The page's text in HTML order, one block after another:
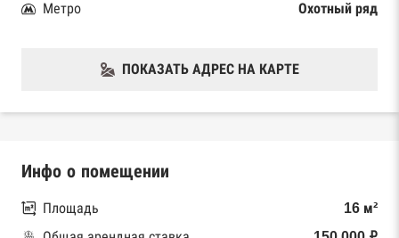
Метро
Охотный ряд
ПОКАЗАТЬ АДРЕС НА КАРТЕ
Инфо о помещении
Площадь
16 м²